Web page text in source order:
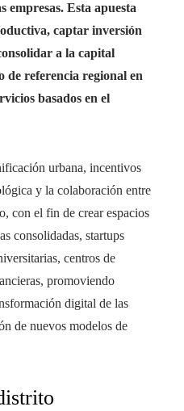
empresas. Esta apuesta
captar inversión
a la capital
de referencia regional en
basados en el
urbana, incentivos
y la colaboración entre
con el fin de crear espacios
consolidadas, startups
centros de
promoviendo
digital de las
de nuevos modelos de